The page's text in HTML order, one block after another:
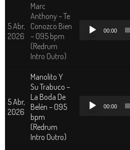
5 Abr,
2026
Marc
Anthony – Te
Conozco Bien
– 095 bpm
(Redrum
Intro Outro)
Reproductor
00:00
5 Abr,
2026
Manolito Y
Su Trabuco –
La Boda De
Belén – 095
bpm
(Redrum
Intro Outro)
Reproductor
00:00